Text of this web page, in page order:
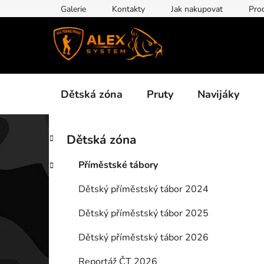
na
Galerie Kontakty Jak nakupovat
Dětská zóna Pruty Navijáky
P
s
t
í
Přeskočit
kategorie
K
a
e
Dětská zóna
Příměstské tábory
Dětský příměstský tábor 2024
Dětský příměstský tábor 2025
Dětský příměstský tábor 2026